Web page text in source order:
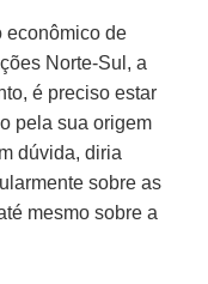
econômico de
Norte-Sul, a
é preciso estar
pela sua origem
dúvida, diria
sobre as
mesmo sobre a